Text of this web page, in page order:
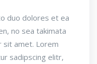
duo dolores et ea
no sea takimata
sit amet. Lorem
sadipscing elitr,